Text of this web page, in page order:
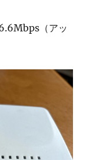
（アッ